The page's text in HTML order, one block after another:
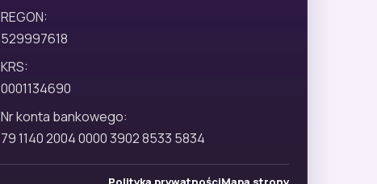
REGON:
529997618
KRS:
0001134690
Nr konta bankowego:
79 1140 2004 0000 3902 8533 5834